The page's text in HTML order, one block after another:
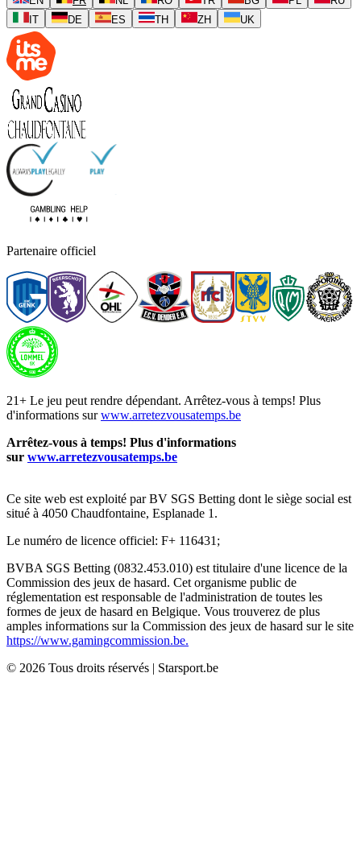
IT
DE ES TH ZH UK
Partenaire officiel
21+ Le jeu peut rendre dépendant. Arrêtez-vous à temps! Plus
d'informations surwww.arretezvousatemps.be
Arrêtez-vous à temps! Plus d'informations
sur www.arretezvousatemps.be
Ce site web est exploité par BV SGS Betting dont le siège social est
situé à 4050 Chaudfontaine, Esplanade 1.
Le numéro de licence officiel: F+ 116431;
BVBA SGS Betting (0832.453.010) est titulaire d'une licence de la
Commission des jeux de hasard. Cet organisme public de
réglementation est responsable de l'administration de toutes les
formes de jeux de hasard en Belgique. Vous trouverez de plus
amples informations sur la Commission des jeux de hasard sur le site
https://www.gamingcommission.be.
© 2026 Tous droits réservés | Starsport.be